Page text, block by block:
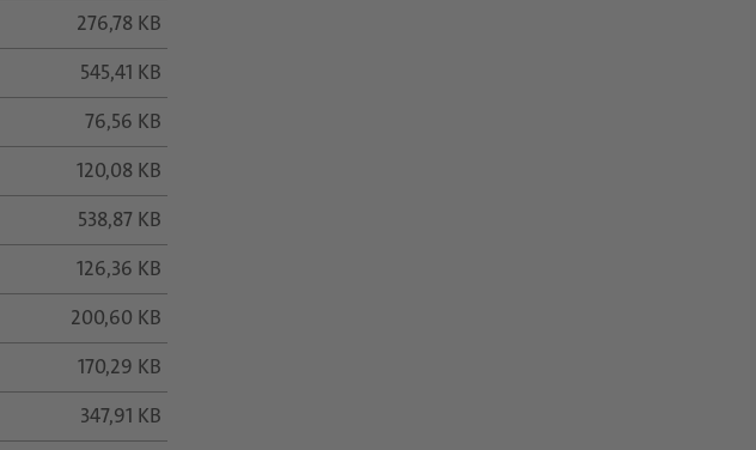
276,78 KB
545,41 KB
76,56 KB
120,08 KB
538,87 KB
126,36 KB
200,60 KB
170,29 KB
347,91 KB